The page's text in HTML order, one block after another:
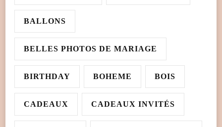
BALLONS
BELLES PHOTOS DE MARIAGE
BIRTHDAY BOHEME BOIS
CADEAUX CADEAUX INVITÉS